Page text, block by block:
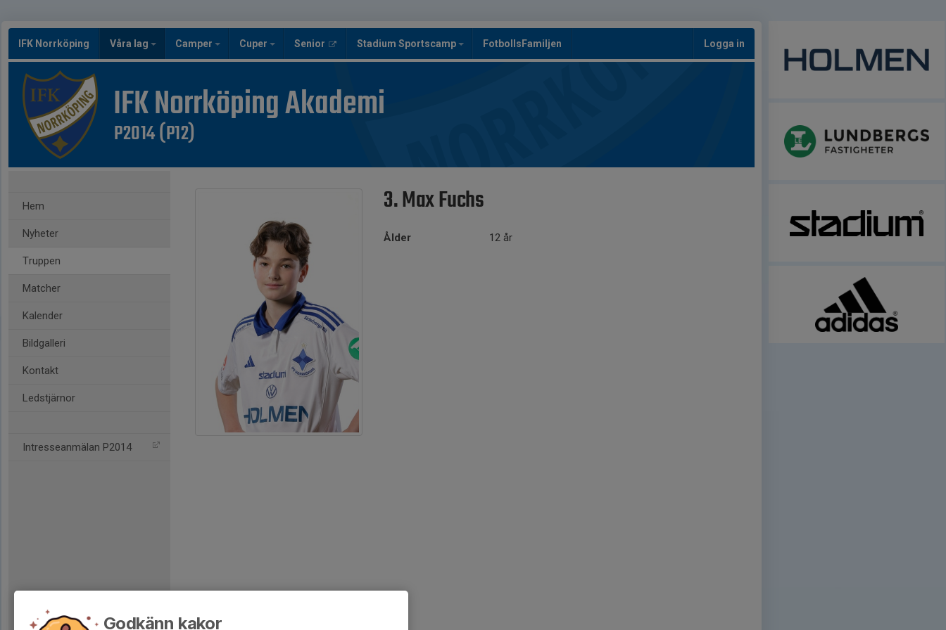
IFK Norrköping Våra lag Camper Cuper Senior Stadium Sportscamp FotbollsFamiljen Logga in
IFK Norrköping Akademi
P2014 (P12)
Hem
Nyheter
Truppen
Matcher
Kalender
Bildgalleri
Kontakt
Ledstjärnor
Intresseanmälan P2014
3. Max Fuchs
Ålder 12 år
Godkänn kakor